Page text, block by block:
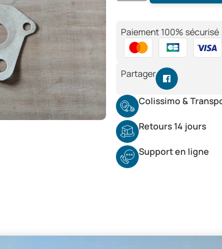
Paiement 100% sécurisé
Partager
Colissimo &
Retours 14 jours
Support en ligne